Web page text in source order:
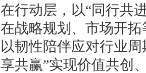
在行动层，以“同行共
在战略规划、市场开
以韧性陪伴应对行业
享共赢”实现价值共创